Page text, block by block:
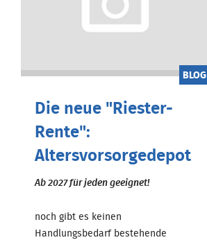
BLOG
Die neue "Riester-
Rente":
Altersvorsorgedepot
Ab 2027 für jeden geeignet!
noch gibt es keinen
Handlungsbedarf bestehende